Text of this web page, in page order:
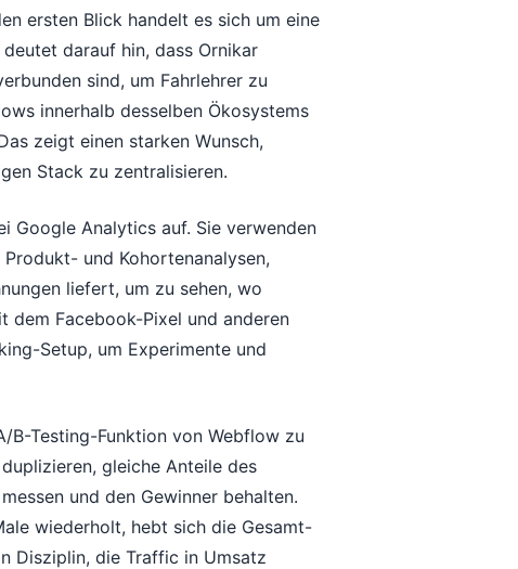
ersten Blick handelt es sich um eine
darauf hin, dass Ornikar
sind, um Fahrlehrer zu
innerhalb desselben Ökosystems
zeigt einen starken Wunsch,
Stack zu zentralisieren.
Google Analytics auf. Sie verwenden
und Kohortenanalysen,
liefert, um zu sehen, wo
dem Facebook-Pixel und anderen
Setup, um Experimente und
B-Testing-Funktion von Webflow zu
gleiche Anteile des
und den Gewinner behalten.
wiederholt, hebt sich die Gesamt-
Disziplin, die Traffic in Umsatz